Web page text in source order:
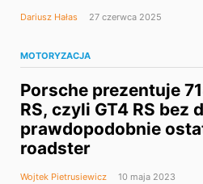
Dariusz Hałas 27 czerwca 2025
MOTORYZACJA
Porsche prezentuje
RS, czyli GT4 RS bez
prawdopodobnie
roadster
Wojtek Pietrusiewicz 10 maja 2023